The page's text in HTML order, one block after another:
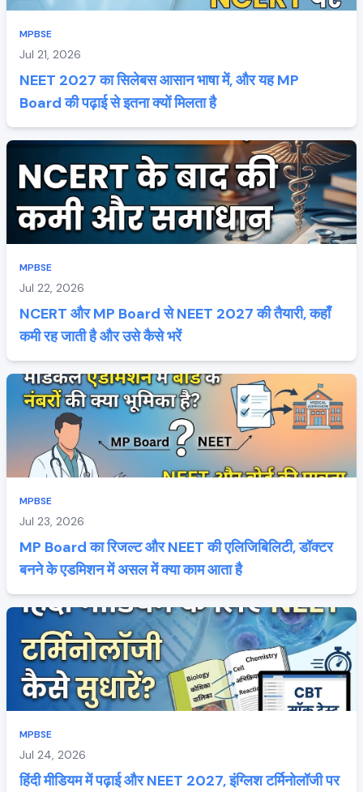
MPBSE
Jul 21, 2026
NEET 2027 का सिलेबस आसान भाषा में, और यह MP
Board की पढ़ाई से इतना क्यों मिलता है
MPBSE
Jul 22, 2026
NCERT और MP Board से NEET 2027 की तैयारी, कहाँ
कमी रह जाती है और उसे कैसे भरें
MPBSE
Jul 23, 2026
MP Board का रिजल्ट और NEET की एलिजिबिलिटी, डॉक्टर
बनने के एडमिशन में असल में क्या काम आता है
MPBSE
Jul 24, 2026
हिंदी मीडियम में पढ़ाई और NEET 2027, इंग्लिश टर्मिनोलॉजी पर